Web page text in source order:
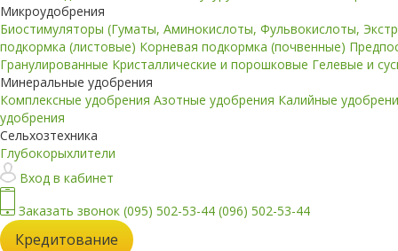
Микроудобрения
Биостимуляторы (Гуматы, Аминокислоты, Фульвокислоты,
подкормка (листовые) Корневая подкормка (почвенные)
Гранулированные Кристаллические и порошковые Гелевые и
Минеральные удобрения
Комплексные удобрения Азотные удобрения Калийные
удобрения
Сельхозтехника
Глубокорыхлители
Вход в кабинет
Заказать звонок (095) 502-53-44 (096) 502-53-44
Кредитование